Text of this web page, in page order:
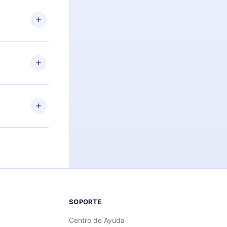
el
de
más de
leer o
iOS,
momento
SOPORTE
Centro de Ayuda